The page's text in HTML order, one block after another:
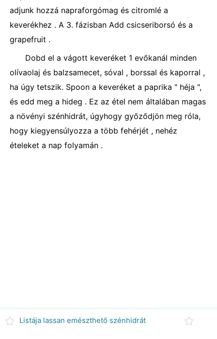
adjunk hozzá napraforgómag és citromlé a
keverékhez . A 3. fázisban Add csicseriborsó és a
grapefruit .
Dobd el a vágott keveréket 1 evőkanál minden
olívaolaj és balzsamecet, sóval , borssal és kaporral ,
ha úgy tetszik. Spoon a keveréket a paprika " héja ",
és edd meg a hideg . Ez az étel nem általában magas
a növényi szénhidrát, úgyhogy győződjön meg róla,
hogy kiegyensúlyozza a több fehérjét , nehéz
ételeket a nap folyamán .
Listája lassan emészthető szénhidrát